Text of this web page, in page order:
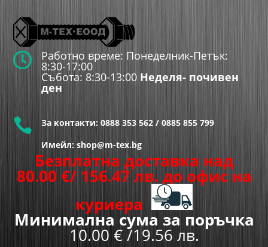
 Работно време: Понеделник-Петък:
8:30-17:00
Събота: 8:30-13:00 Неделя- почивен
ден
 За контакти: 0888 353 562 / 0885 855 799
Имейл: shop@m-tex.bg
Безплатна доставка над
80.00 €/ 156.47 лв. до офис на
куриера
Минимална сума за поръчка
10.00 € /19.56 лв.